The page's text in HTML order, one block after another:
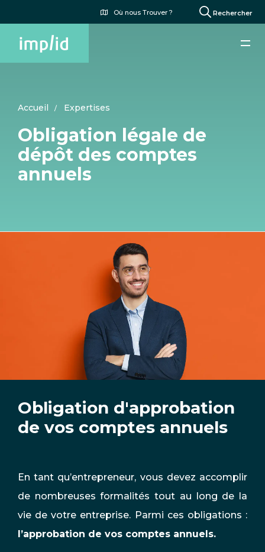
principal
Où nous Trouver ?
Menu
du
Rechercher
Accueil Expertises
Obligation légale de
dépôt des comptes
annuels
Obligation d'approbation
de vos comptes annuels
En tant qu’entrepreneur, vous devez accomplir
de nombreuses formalités tout au long de la
vie de votre entreprise. Parmi ces obligations :
l’approbation de vos comptes annuels.